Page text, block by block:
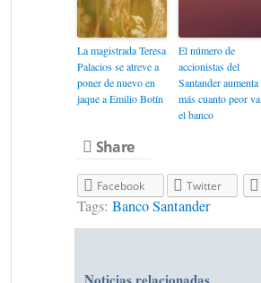
La magistrada Teresa
Palacios se atreve a
poner de nuevo en
jaque a Emilio Botín
El número de
accionistas del
Santander aumenta
más cuanto peor va
el banco
Share
Facebook Twitter
Tags: Banco Santander